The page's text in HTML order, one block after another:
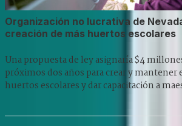
Organización no lucrativa de
creación de más huertos escolares
Una propuesta de ley asignaría $4
próximos dos años para crear y mantener
huertos escolares y dar capacitación a